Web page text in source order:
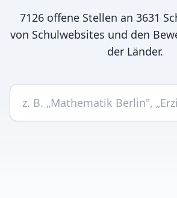
7126offene Stellen an 3631
von Schulwebsites und den
der Länder.